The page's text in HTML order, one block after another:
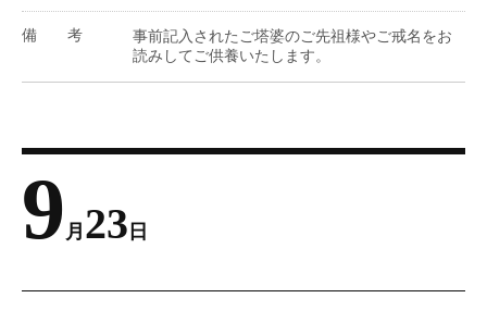
備考
事前記入されたご塔婆のご先祖様やご戒名をお
読みしてご供養いたします。
9 月 23 日